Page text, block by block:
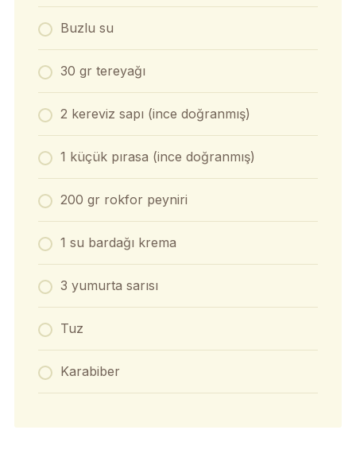
Buzlu su
30 gr tereyağı
2 kereviz sapı (ince doğranmış)
1 küçük pırasa (ince doğranmış)
200 gr rokfor peyniri
1 su bardağı krema
3 yumurta sarısı
Tuz
Karabiber